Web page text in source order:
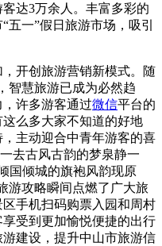
达3万余人。丰富多彩的
一”假日旅游市场，吸引
开创旅游营销新模式。随
智慧旅游已成为必然趋
许多游客通过微信平台的
么多大家不知道的好地
主动迎合中青年游客的喜
去古风古韵的梦泉静一
国倾城的旗袍风韵现原
游攻略瞬间点燃了广大旅
手机扫码购票入园和周村
受到更加愉悦便捷的出行
建设，提升中山市旅游信